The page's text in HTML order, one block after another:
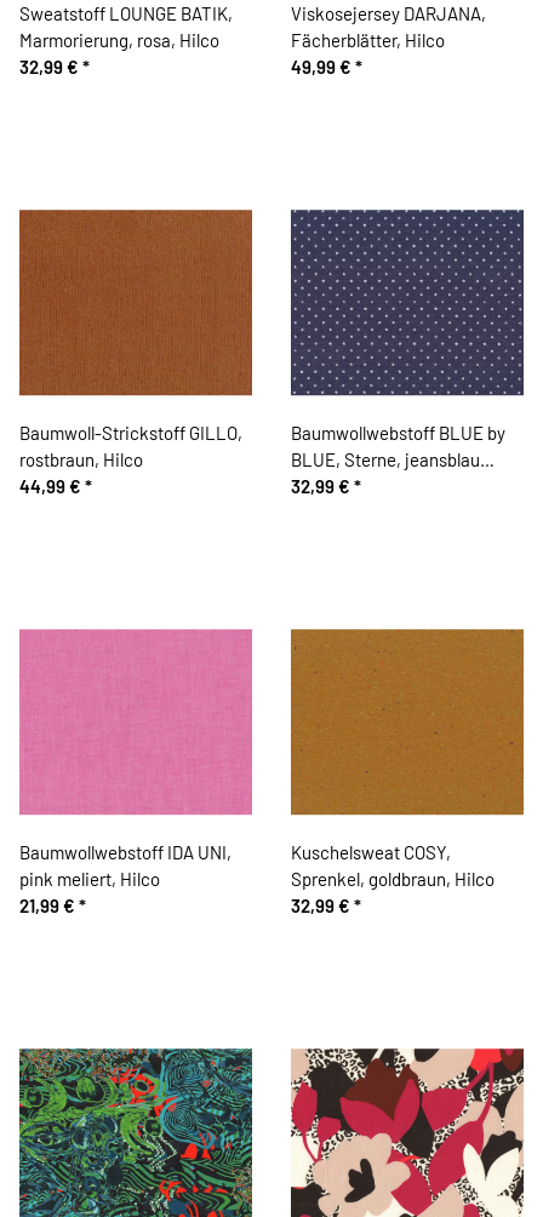
Sweatstoff LOUNGE BATIK,
Marmorierung, rosa, Hilco
32,99 € *
Viskosejersey DARJANA,
Fächerblätter, Hilco
49,99 € *
Baumwoll-Strickstoff GILLO,
rostbraun, Hilco
44,99 € *
Baumwollwebstoff BLUE by
BLUE, Sterne, jeansblau
meliert, Hilco
32,99 € *
Baumwollwebstoff IDA UNI,
pink meliert, Hilco
21,99 € *
Kuschelsweat COSY,
Sprenkel, goldbraun, Hilco
32,99 € *